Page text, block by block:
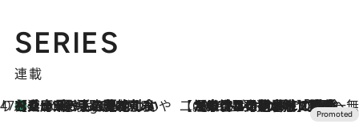
SERIES
連載
47都道府県の手みやげ ひんやりスイーツで夏を満喫
4 Hours Ago
【兵庫県】この夏絶対食べたい 冷やしておいしいおやつ3選 淡路島の恵みをジェラートに集約 【CREA×星野リゾート】唯一無二。癒しと発見が待つ場所へ
2026.8.7
【トンボの足水浴】ヒノキの香りに包まれて涼感マックス！約13℃の湧水かけ流しを避暑地「星野温泉 トンボの湯」で体験